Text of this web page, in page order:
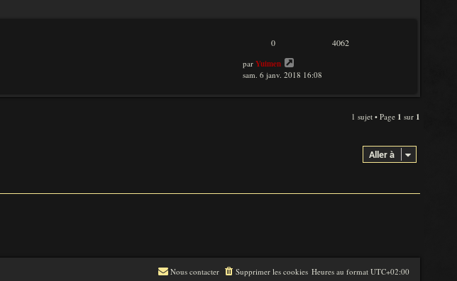
0 4062
par Yuimen
sam. 6 janv. 2018 16:08
1 sujet • Page 1 sur 1
Aller à
Heures au format UTC+02:00
Supprimer les cookies
Nous contacter